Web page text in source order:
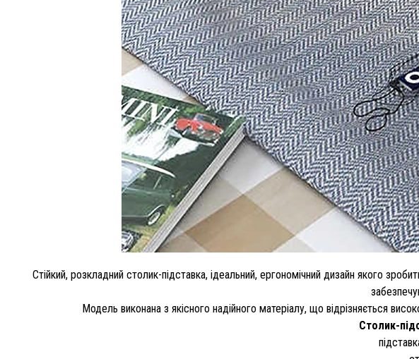
Стійкий, розкладний столик-підставка, ідеальний, ергономічний дизайн якого
Модель виконана з якісного надійного матеріалу, що відрізняється
Столик-